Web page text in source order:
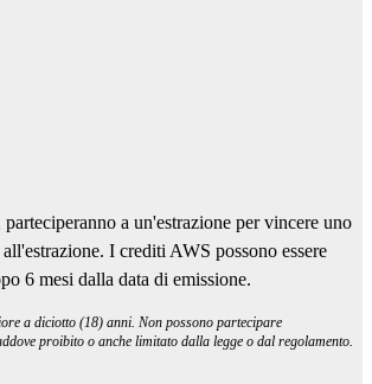
a un'estrazione per vincere uno
I crediti AWS possono essere
6 mesi dalla data di emissione.
a diciotto (18) anni. Non possono partecipare
proibito o anche limitato dalla legge o dal regolamento.